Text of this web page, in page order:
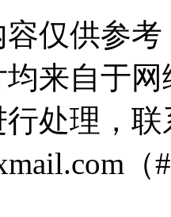
仅供参
来自于
处理，
（